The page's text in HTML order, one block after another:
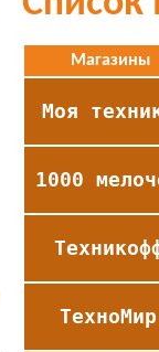
Магазины
Моя
1000
ТехноМир